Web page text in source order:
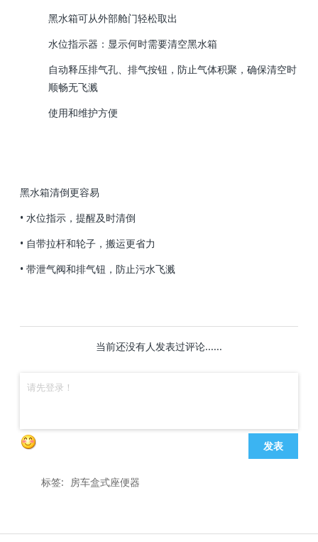
黑水箱可从外部舱门轻松取出
水位指示器：显示何时需要清空黑水箱
自动释压排气孔、排气按钮，防止气体积聚，确保清空时
顺畅无飞溅
使用和维护方便
⿊⽔箱清倒更容易
• ⽔位指⽰，提醒及时清倒
• ⾃带拉杆和轮⼦，搬运更省⼒
• 带泄⽓阀和排⽓钮，防⽌污⽔⻜溅
当前还没有人发表过评论......
发表
标签: 房车盒式座便器